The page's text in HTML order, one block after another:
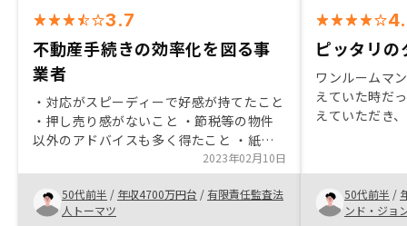
3.7
不動産手続きの効率化を図る事
業者
・対応がスピーディーで好感が持てたこと
・押し売り感がないこと ・節税等の物件
以外のアドバイスも多く得たこと ・紙の
書類を省力化していること ・他社と比較
して手続きに時間がかからなかったこと
・さまざまな購入の事例を伺い、購入への
心理的ハードルが下がったこと
2023年02月10日
50代前半 / 年収4700万円台 / 有限責任監査法
人トーマツ
ピッタリ
ワンルームマ
えていた時だ
えていただき
安心している
度はした方が
るんじゃない
50代前半 /
ンド・ジョ